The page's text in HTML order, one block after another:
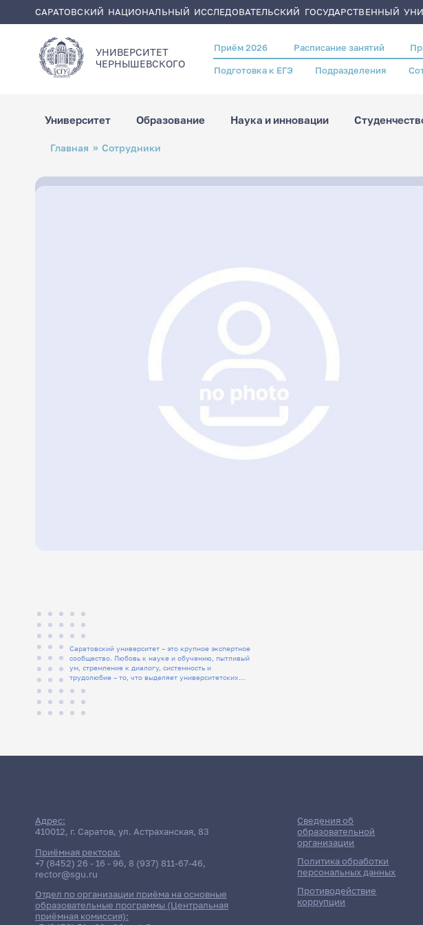
САРАТОВСКИЙ НАЦИОНАЛЬНЫЙ ИССЛЕДОВАТЕЛЬСКИЙ ГОСУДАРСТВЕННЫЙ
УНИВЕРСИТЕТ
ЧЕРНЫШЕВСКОГO
Header
menu
Приём 2026 Расписание занятий
Подготовка к ЕГЭ Подразделения
Университет Образование Наука и инновации
Строка
навигации
Главная Сотрудники
Саратовский университет – это крупное экспертное
сообщество. Любовь к науке и обучению, пытливый
ум, стремление к диалогу, системность и
трудолюбие – то, что выделяет университетских
Адрес:
410012, г. Саратов, ул. Астраханская, 83
Приёмная ректора:
+7 (8452) 26 - 16 - 96, 8 (937) 811-67-46,
rector@sgu.ru
Отдел по организации приёма на основные
образовательные программы (Центральная
приёмная комиссия):
Сведения об
образовательной
организации
Политика обработки
персональных данных
Противодействие
коррупции